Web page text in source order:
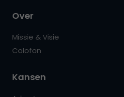
Over
Missie & Visie
Colofon
Kansen